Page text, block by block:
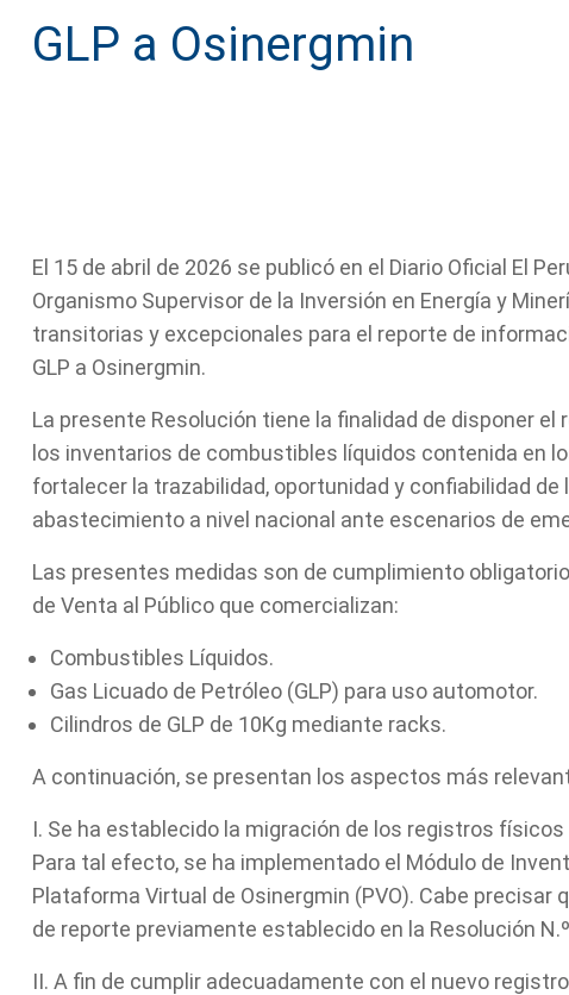
GLP a Osinergmin
El 15 de abril de 2026 se publicó en el Diario Oficial El
Organismo Supervisor de la Inversión en Energía y
transitorias y excepcionales para el reporte de
GLP a Osinergmin.
La presente Resolución tiene la finalidad de disponer
los inventarios de combustibles líquidos contenida en
fortalecer la trazabilidad, oportunidad y confiabilidad de
abastecimiento a nivel nacional ante escenarios de
Las presentes medidas son de cumplimiento
de Venta al Público que comercializan:
Combustibles Líquidos.
Gas Licuado de Petróleo (GLP) para uso automotor.
Cilindros de GLP de 10Kg mediante racks.
A continuación, se presentan los aspectos más
I. Se ha establecido la migración de los registros
Para tal efecto, se ha implementado el Módulo de
Plataforma Virtual de Osinergmin (PVO). Cabe precisar
de reporte previamente establecido en la Resolución
II. A fin de cumplir adecuadamente con el nuevo